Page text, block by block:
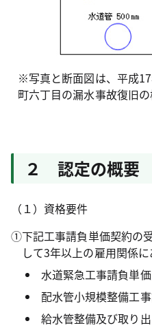
※写真と断面図は、平成
町六丁目の漏水事故復旧の
２ 認定の概要
（１）資格要件
①下記工事請負単価契約の
して3年以上の雇用関係に
水道緊急工事請負単
配水管小規模整備工
給水管整備及び取り